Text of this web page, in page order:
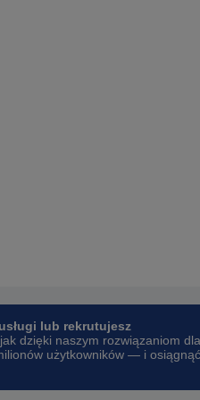
lub rekrutujesz
dzięki naszym rozwiązaniom dla
użytkowników — i osiągnąć